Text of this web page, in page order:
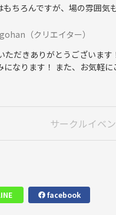
ちろんですが、場の雰囲気
（クリエイター）
ただきありがとうございま
になります！ また、お気軽に
サークルイベ
facebook